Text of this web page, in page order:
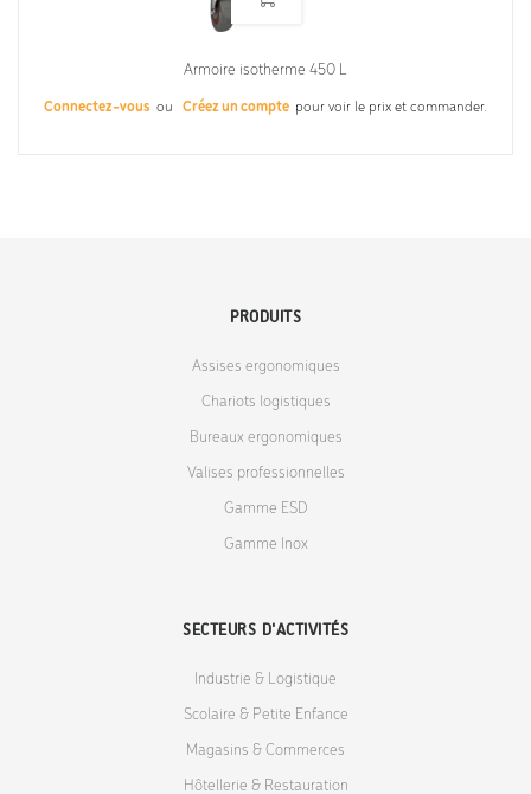
Armoire isotherme 450 L
Connectez-vous ou Créez un compte pour voir le prix et commander.
PRODUITS
Assises ergonomiques
Chariots logistiques
Bureaux ergonomiques
Valises professionnelles
Gamme ESD
Gamme Inox
SECTEURS D'ACTIVITÉS
Industrie & Logistique
Scolaire & Petite Enfance
Magasins & Commerces
Hôtellerie & Restauration